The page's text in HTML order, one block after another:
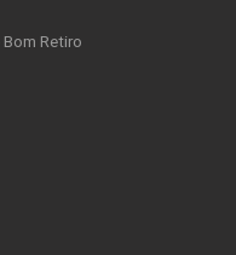
Retiro